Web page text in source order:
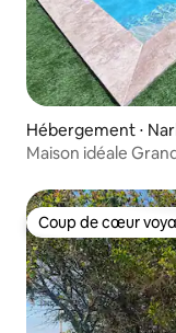
Hébergement ⋅
Maison idéale
Coup de cœur
Coup de cœur